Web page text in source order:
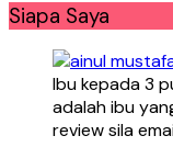
Siapa Saya
Ibu kepada 3
adalah ibu
review sila